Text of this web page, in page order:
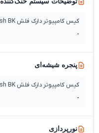
کیس کامپیوتر دارک فلش DS900 Mesh BK
-
پنجره شیشه‌ای
کیس کامپیوتر دارک فلش DS900 Mesh BK
-
نورپردازی